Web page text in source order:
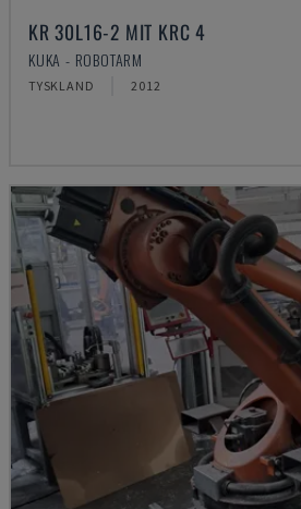
KR 30L16-2 MIT KRC 4
KUKA - ROBOTARM
TYSKLAND 2012